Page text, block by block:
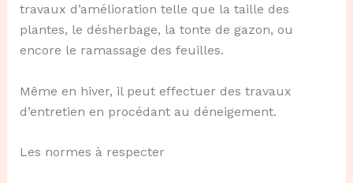
travaux d’amélioration telle que la taille des
plantes, le désherbage, la tonte de gazon, ou
encore le ramassage des feuilles.
Même en hiver, il peut effectuer des travaux
d’entretien en procédant au déneigement.
Les normes à respecter